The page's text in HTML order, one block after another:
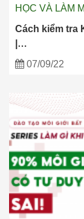
HỌC VÀ LÀM
Cách kiểm tra
|…
07/09/22